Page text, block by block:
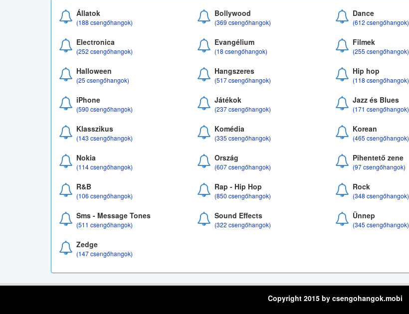
Állatok
(188 csengőhangok)
Bollywood
(369 csengőhangok)
Dance
(612 csengőhangok)
Electronica
(252 csengőhangok)
Evangélium
(18 csengőhangok)
Filmek
(255 csengőhangok)
Halloween
(25 csengőhangok)
Hangszeres
(517 csengőhangok)
Hip hop
(118 csengőhangok)
iPhone
(590 csengőhangok)
Játékok
(237 csengőhangok)
Jazz és Blues
(171 csengőhangok)
Klasszikus
(143 csengőhangok)
Komédia
(335 csengőhangok)
Korean
(465 csengőhangok)
Nokia
(114 csengőhangok)
Ország
(607 csengőhangok)
Pihentető zene
(97 csengőhangok)
R&B
(106 csengőhangok)
Rap - Hip Hop
(850 csengőhangok)
Rock
(348 csengőhangok)
Sms - Message Tones
(511 csengőhangok)
Sound Effects
(322 csengőhangok)
Ünnep
(345 csengőhangok)
Zedge
(147 csengőhangok)
Copyright 2015 by csengohangok.mobi